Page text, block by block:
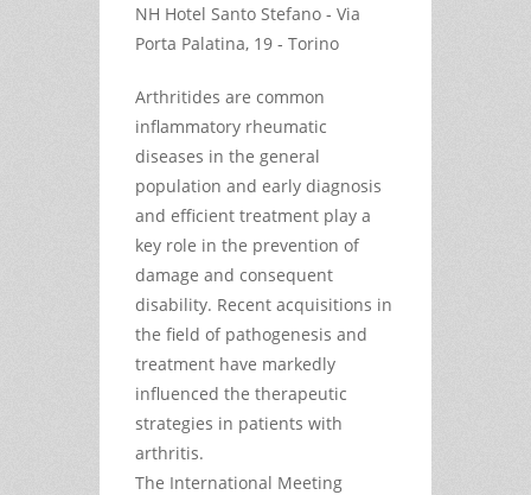
NH Hotel Santo Stefano ‐ Via
Porta Palatina, 19 ‐ Torino
Arthritides are common
inflammatory rheumatic
diseases in the general
population and early diagnosis
and efficient treatment play a
key role in the prevention of
damage and consequent
disability. Recent acquisitions in
the field of pathogenesis and
treatment have markedly
influenced the therapeutic
strategies in patients with
arthritis.
The International Meeting